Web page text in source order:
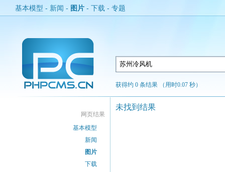
基本模型 - 新闻 - 图片 - 下载 - 专题
获得约 0 条结果 （用时0.07 秒）
网页结果
基本模型
新闻
图片
下载
未找到结果